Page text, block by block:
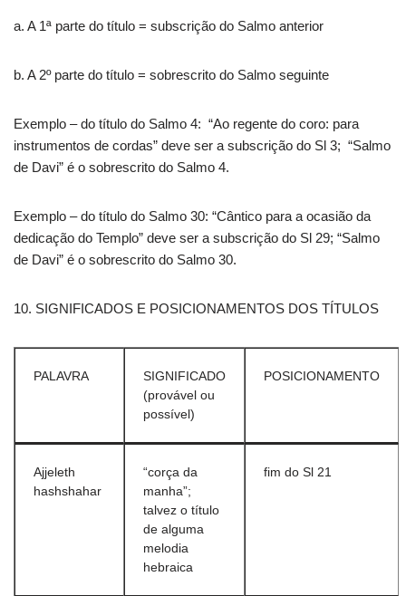
a. A 1ª parte do título = subscrição do Salmo anterior
b. A 2º parte do título = sobrescrito do Salmo seguinte
Exemplo – do título do Salmo 4: “Ao regente do coro: para
instrumentos de cordas” deve ser a subscrição do Sl 3; “Salmo
de Davi” é o sobrescrito do Salmo 4.
Exemplo – do título do Salmo 30: “Cântico para a ocasião da
dedicação do Templo” deve ser a subscrição do Sl 29; “Salmo
de Davi” é o sobrescrito do Salmo 30.
10. SIGNIFICADOS E POSICIONAMENTOS DOS TÍTULOS
PALAVRA
SIGNIFICADO
(provável ou
possível)
POSICIONAMENTO
Ajjeleth
hashshahar
“corça da
manha”;
talvez o título
de alguma
melodia
hebraica
fim do Sl 21